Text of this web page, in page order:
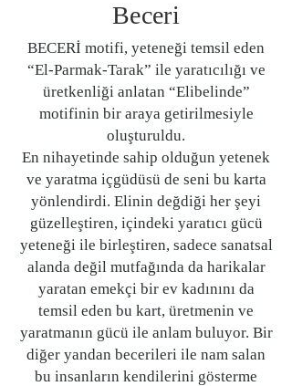
Beceri
BECERİ motifi, yeteneği temsil eden
“El-Parmak-Tarak” ile yaratıcılığı ve
üretkenliği anlatan “Elibelinde”
motifinin bir araya getirilmesiyle
oluşturuldu.
En nihayetinde sahip olduğun yetenek
ve yaratma içgüdüsü de seni bu karta
yönlendirdi. Elinin değdiği her şeyi
güzelleştiren, içindeki yaratıcı gücü
yeteneği ile birleştiren, sadece sanatsal
alanda değil mutfağında da harikalar
yaratan emekçi bir ev kadınını da
temsil eden bu kart, üretmenin ve
yaratmanın gücü ile anlam buluyor. Bir
diğer yandan becerileri ile nam salan
bu insanların kendilerini gösterme